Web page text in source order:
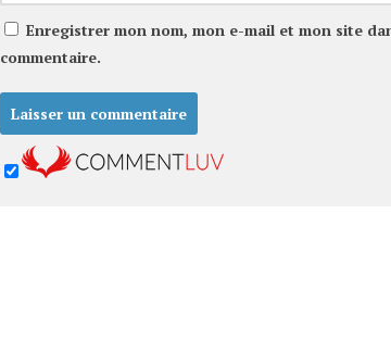
Enregistrer mon nom, mon e-mail et mon site
commentaire.